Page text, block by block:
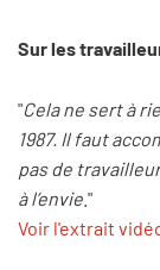
Sur les
"Cela ne sert à
1987. Il faut
pas de
à l’envie ."
Voir l'extrait